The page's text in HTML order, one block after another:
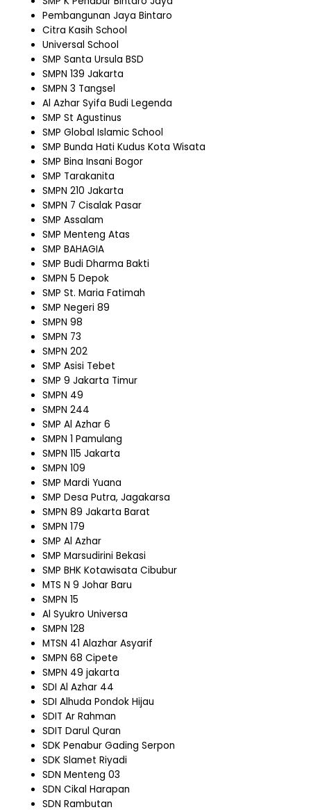
Pembangunan Jaya Bintaro
Citra Kasih School
Universal School
SMP Santa Ursula BSD
SMPN 139 Jakarta
SMPN 3 Tangsel
Al Azhar Syifa Budi Legenda
SMP St Agustinus
SMP Global Islamic School
SMP Bunda Hati Kudus Kota Wisata
SMP Bina Insani Bogor
SMP Tarakanita
SMPN 210 Jakarta
SMPN 7 Cisalak Pasar
SMP Assalam
SMP Menteng Atas
SMP BAHAGIA
SMP Budi Dharma Bakti
SMPN 5 Depok
SMP St. Maria Fatimah
SMP Negeri 89
SMPN 98
SMPN 73
SMPN 202
SMP Asisi Tebet
SMP 9 Jakarta Timur
SMPN 49
SMPN 244
SMP Al Azhar 6
SMPN 1 Pamulang
SMPN 115 Jakarta
SMPN 109
SMP Mardi Yuana
SMP Desa Putra, Jagakarsa
SMPN 89 Jakarta Barat
SMPN 179
SMP Al Azhar
SMP Marsudirini Bekasi
SMP BHK Kotawisata Cibubur
MTS N 9 Johar Baru
SMPN 15
Al Syukro Universa
SMPN 128
MTSN 41 Alazhar Asyarif
SMPN 68 Cipete
SMPN 49 jakarta
SDI Al Azhar 44
SDI Alhuda Pondok Hijau
SDIT Ar Rahman
SDIT Darul Quran
SDK Penabur Gading Serpon
SDK Slamet Riyadi
SDN Menteng 03
SDN Cikal Harapan
SDN Rambutan